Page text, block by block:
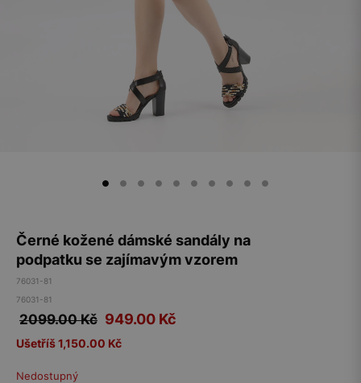
Černé kožené dámské sandály na
podpatku se zajímavým vzorem
76031-81
76031-81
2099.00 Kč 949.00 Kč
Ušetříš 1,150.00 Kč
Nedostupný